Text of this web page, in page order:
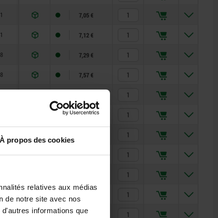
À propos des cookies
relatives aux médias
de notre site avec nos
informations que
7,05 €
7,12 €
7,29 €
7,57 €
8,31 €
46
8,40 €
10,48 €